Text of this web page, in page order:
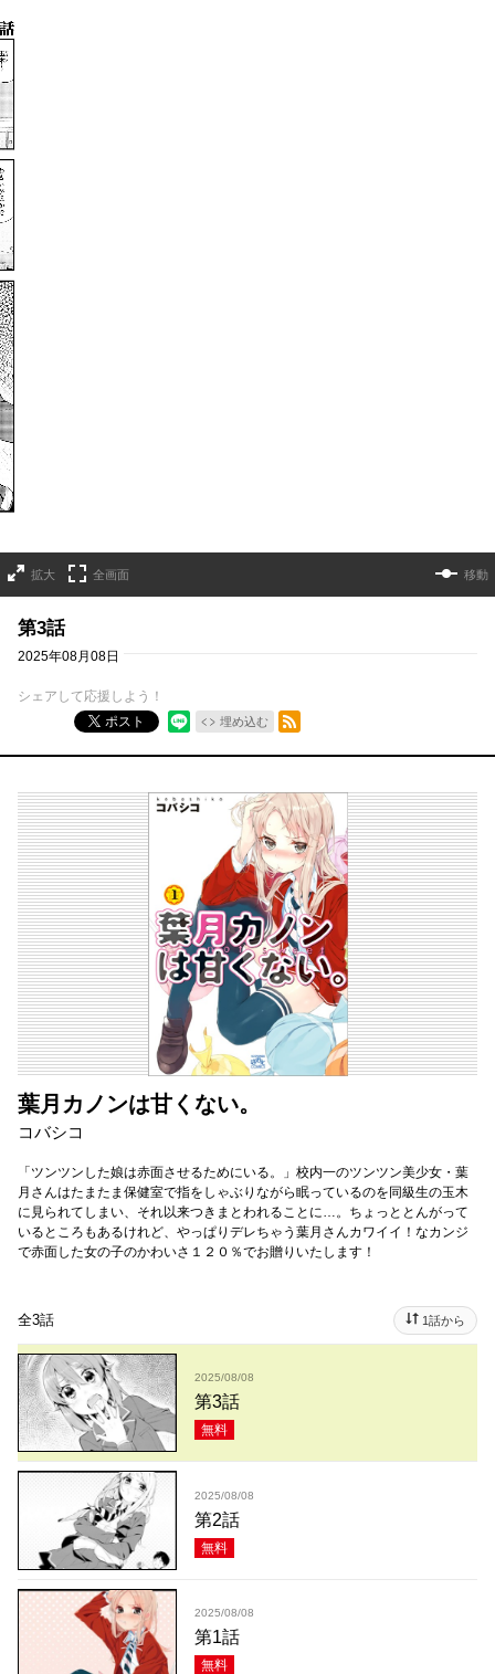
拡大 全画面 移動
第3話
2025年08月08日
シェアして応援しよう！
ポスト
埋め込む
RSSフィード
葉月カノンは甘くない。
コバシコ
「ツンツンした娘は赤面させるためにいる。」校内一のツンツン美少女・葉
月さんはたまたま保健室で指をしゃぶりながら眠っているのを同級生の玉木
に見られてしまい、それ以来つきまとわれることに…。ちょっととんがって
いるところもあるけれど、やっぱりデレちゃう葉月さんカワイイ！なカンジ
で赤面した女の子のかわいさ１２０％でお贈りいたします！
全3話 1話から
2025/08/08
第3話
無料
2025/08/08
第2話
無料
2025/08/08
第1話
無料